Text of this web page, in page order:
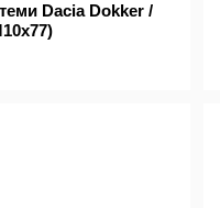
Dacia Dokker /